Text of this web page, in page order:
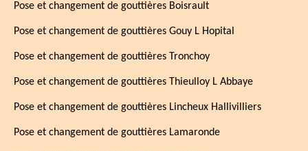
Pose et changement de gouttières Boisrault
Pose et changement de gouttières Gouy L Hopital
Pose et changement de gouttières Tronchoy
Pose et changement de gouttières Thieulloy L Abbaye
Pose et changement de gouttières Lincheux Hallivilliers
Pose et changement de gouttières Lamaronde